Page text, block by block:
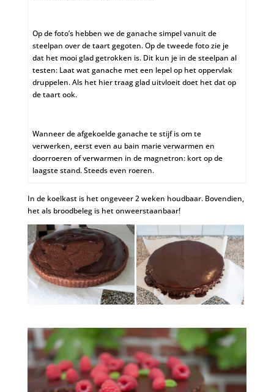
Op de foto’s hebben we de ganache simpel vanuit de
steelpan over de taart gegoten. Op de tweede foto zie je
dat het mooi glad getrokken is. Dit kun je in de steelpan al
testen: Laat wat ganache met een lepel op het oppervlak
druppelen. Als het hier traag glad uitvloeit doet het dat op
de taart ook.
Wanneer de afgekoelde ganache te stijf is om te
verwerken, eerst even au bain marie verwarmen en
doorroeren of verwarmen in de magnetron: kort op de
laagste stand. Steeds even roeren.
In de koelkast is het ongeveer 2 weken houdbaar. Bovendien,
het als broodbeleg is het onweerstaanbaar!